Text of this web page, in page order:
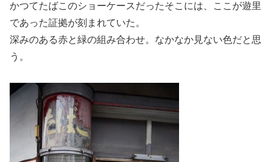
かつてたばこのショーケースだったそこには、ここが遊里
であった証拠が刻まれていた。
深みのある赤と緑の組み合わせ。なかなか見ない色だと思
う。